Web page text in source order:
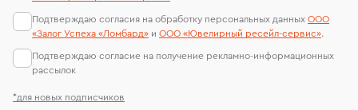
Подвески с сапфиром Подвески с топазом
Подвески с хризолитом
*для новых подписчиков
Подтверждаю согласия на обработку персональных данных ООО
«Залог Успеха «Ломбард» и ООО «Ювелирный ресейл-сервиc».
Подтверждаю согласие на получение рекламно-информационных
рассылок